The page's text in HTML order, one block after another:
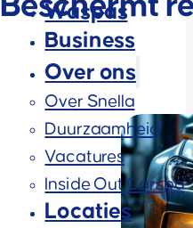
Waspas
Business
Over ons
Over Snella
Duurzaamheid
Vacatures
Inside Out Carspa
Locaties
Beschermt